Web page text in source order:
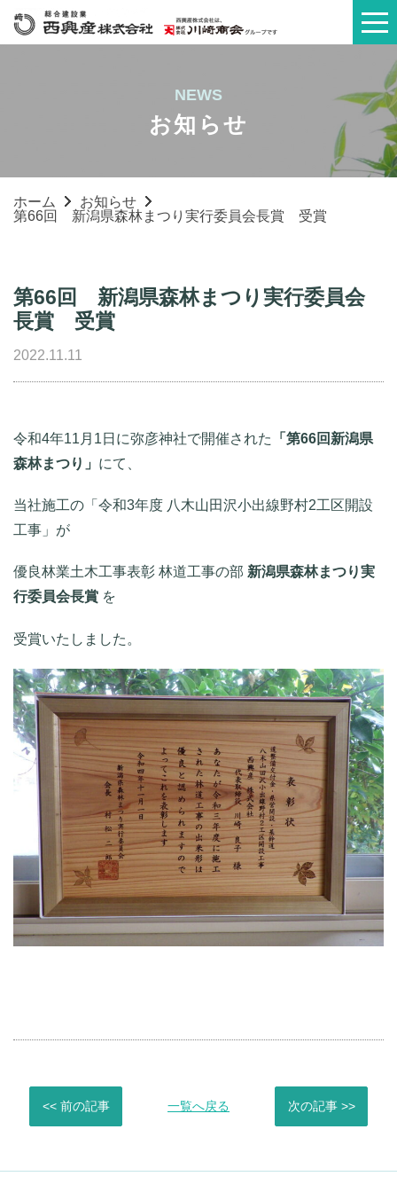
NEWS
お知らせ
ホーム
お知らせ
第66回 新潟県森林まつり実行委員会長賞 受賞
第66回 新潟県森林まつり実行委員会
長賞 受賞
2022.11.11
令和4年11月1日に弥彦神社で開催された
「第66回新潟県
森林まつり」 にて、
当社施工の「令和3年度 八木山田沢小出線野村2工区開設
工事」が
優良林業土木工事表彰 林道工事の部 新潟県森林まつり実
行委員会長賞 を
受賞いたしました。
<< 前の記事 一覧へ戻る 次の記事 >>